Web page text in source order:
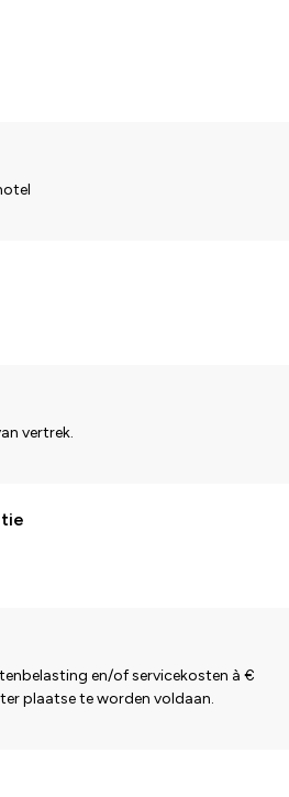
vertrek.
en/of servicekosten à €
plaatse te worden voldaan.